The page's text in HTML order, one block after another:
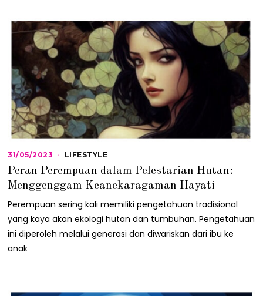
31/05/2023
/
0
5
/
0
3
LIFESTYLE
Peran Perempuan dalam Pelestarian Hutan:
Menggenggam Keanekaragaman Hayati
Perempuan sering kali memiliki pengetahuan tradisional
yang kaya akan ekologi hutan dan tumbuhan. Pengetahuan
ini diperoleh melalui generasi dan diwariskan dari ibu ke
anak